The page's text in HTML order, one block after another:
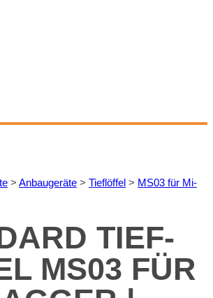
> An­bau­ge­rä­te > Tief­löf­fel > MS03 für Mi­
TIEF­
MS03 FÜR